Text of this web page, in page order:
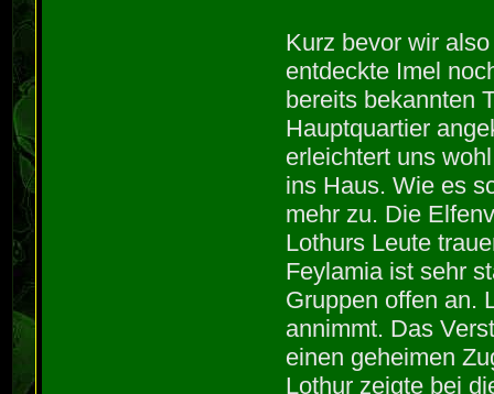
Kurz bevor wir
entdeckte Imel
bereits bekannten
Hauptquartier
erleichtert uns
ins Haus. Wie es
mehr zu. Die
Lothurs Leute
Feylamia ist sehr
Gruppen offen an.
annimmt. Das
einen geheimen
Lothur zeigte bei